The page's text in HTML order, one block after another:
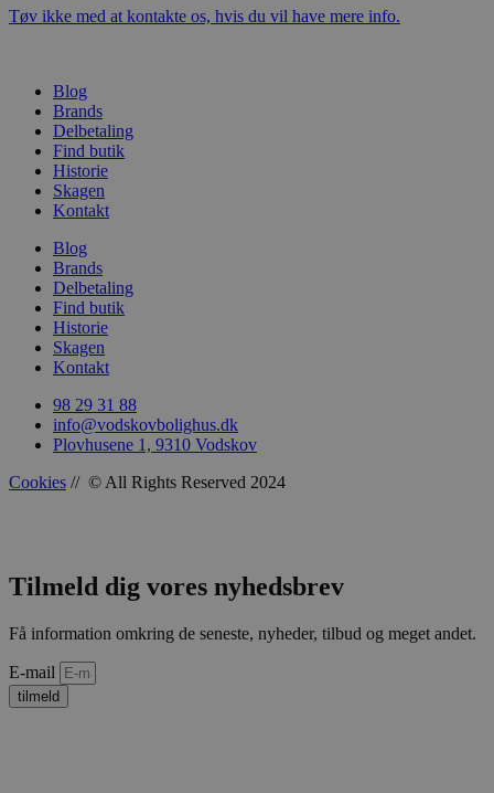
Tøv ikke med at kontakte os, hvis du vil have mere info.
Blog
Brands
Delbetaling
Find butik
Historie
Skagen
Kontakt
Blog
Brands
Delbetaling
Find butik
Historie
Skagen
Kontakt
98 29 31 88
info@vodskovbolighus.dk
Plovhusene 1, 9310 Vodskov
Cookies // © All Rights Reserved 2024
Tilmeld dig vores nyhedsbrev
Få information omkring de seneste, nyheder, tilbud og meget andet.
E-mail
tilmeld